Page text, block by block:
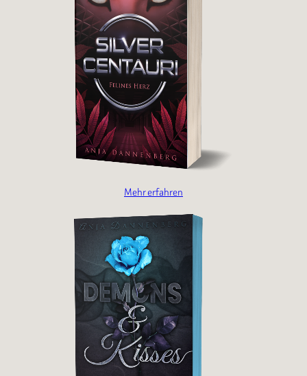
Mehr erfahren